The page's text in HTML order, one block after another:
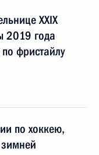
XXIX
2019 года
фристайлу
по хоккею,